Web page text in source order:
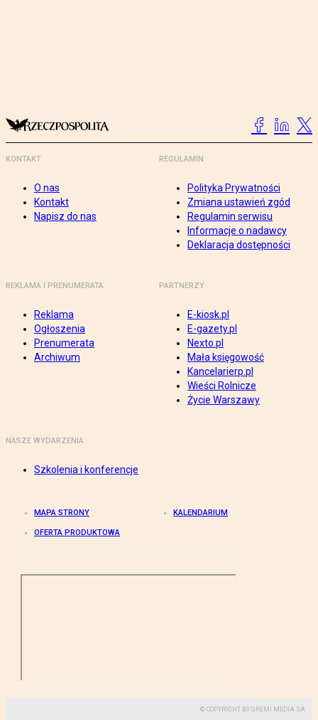
KONTAKT
O nas
Kontakt
Napisz do nas
REGULAMIN
Polityka Prywatności
Zmiana ustawień zgód
Regulamin serwisu
Informacje o nadawcy
Deklaracja dostępności
REKLAMA I PRENUMERATA
Reklama
Ogłoszenia
Prenumerata
Archiwum
PARTNERZY
E-kiosk.pl
E-gazety.pl
Nexto.pl
Mała księgowość
Kancelarierp.pl
Wieści Rolnicze
Życie Warszawy
NASZE WYDARZENIA
Szkolenia i konferencje
MAPA STRONY KALENDARIUM
OFERTA PRODUKTOWA
© COPYRIGHT BY GREMI MEDIA SA